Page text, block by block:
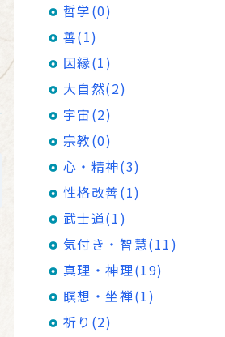
哲学(0)
善(1)
因縁(1)
大自然(2)
宇宙(2)
宗教(0)
心・精神(3)
性格改善(1)
武士道(1)
気付き・智慧(11)
真理・神理(19)
瞑想・坐禅(1)
祈り(2)